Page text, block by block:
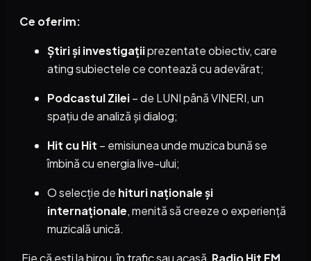
Ce oferim:
Știri și investigațiiprezentate obiectiv, care
ating subiectele ce contează cu adevărat;
Podcastul Zilei– de LUNI până VINERI, un
spațiu de analiză și dialog;
Hit cu Hit – emisiunea unde muzica bună se
îmbină cu energia live-ului;
O selecție de hituri naționale și
internaționale, menită să creeze o experiență
muzicală unică.
Fie că ești la birou, în trafic sau acasă, Radio Hit FM